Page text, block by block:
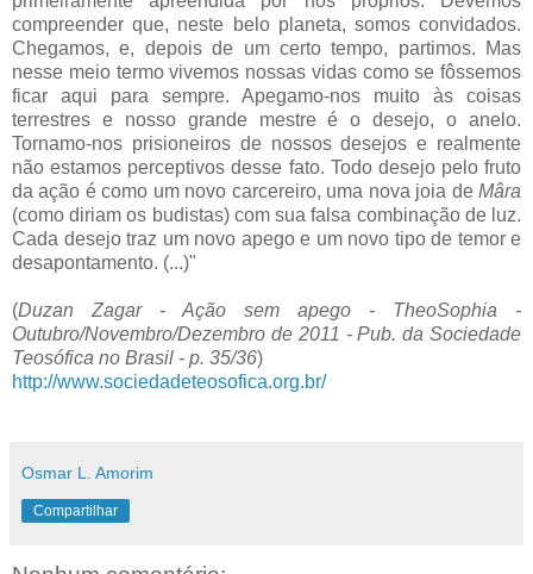
compreender que, neste belo planeta, somos convidados.
Chegamos, e, depois de um certo tempo, partimos. Mas
nesse meio termo vivemos nossas vidas como se fôssemos
ficar aqui para sempre. Apegamo-nos muito às coisas
terrestres e nosso grande mestre é o desejo, o anelo.
Tornamo-nos prisioneiros de nossos desejos e realmente
não estamos perceptivos desse fato. Todo desejo pelo fruto
da ação é como um novo carcereiro, uma nova joia de Mâra
(como diriam os budistas) com sua falsa combinação de luz.
Cada desejo traz um novo apego e um novo tipo de temor e
desapontamento. (...)"
(Duzan Zagar - Ação sem apego - TheoSophia -
Outubro/Novembro/Dezembro de 2011 - Pub. da Sociedade
Teosófica no Brasil - p. 35/36)
http://www.sociedadeteosofica.org.br/
Osmar L. Amorim
Compartilhar